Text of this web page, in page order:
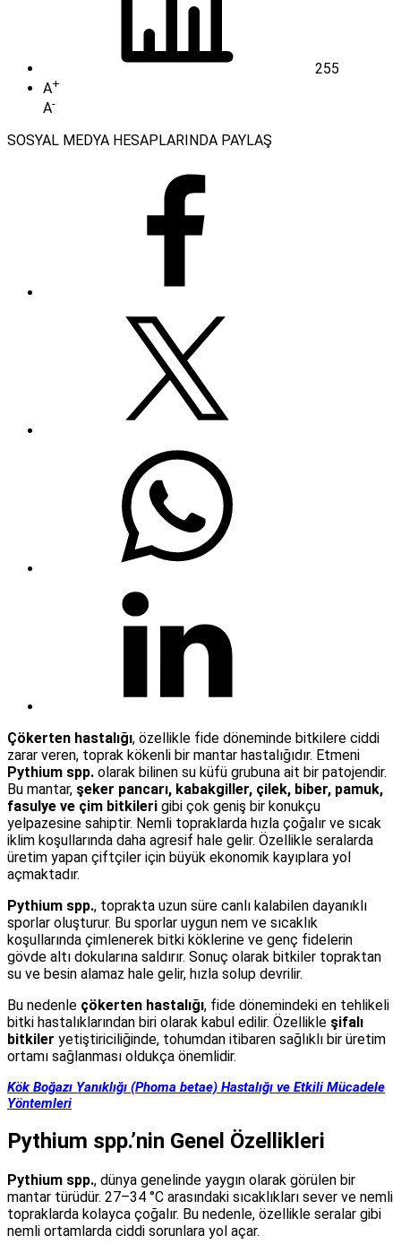
255
A+
A-
SOSYAL MEDYA HESAPLARINDA PAYLAŞ
Çökerten hastalığı, özellikle fide döneminde bitkilere ciddi
zarar veren, toprak kökenli bir mantar hastalığıdır. Etmeni
Pythium spp. olarak bilinen su küfü grubuna ait bir patojendir.
Bu mantar, şeker pancarı, kabakgiller, çilek, biber, pamuk,
fasulye ve çim bitkileri gibi çok geniş bir konukçu
yelpazesine sahiptir. Nemli topraklarda hızla çoğalır ve sıcak
iklim koşullarında daha agresif hale gelir. Özellikle seralarda
üretim yapan çiftçiler için büyük ekonomik kayıplara yol
açmaktadır.
Pythium spp., toprakta uzun süre canlı kalabilen dayanıklı
sporlar oluşturur. Bu sporlar uygun nem ve sıcaklık
koşullarında çimlenerek bitki köklerine ve genç fidelerin
gövde altı dokularına saldırır. Sonuç olarak bitkiler topraktan
su ve besin alamaz hale gelir, hızla solup devrilir.
Bu nedenle çökerten hastalığı, fide dönemindeki en tehlikeli
bitki hastalıklarından biri olarak kabul edilir. Özellikle şifalı
bitkiler yetiştiriciliğinde, tohumdan itibaren sağlıklı bir üretim
ortamı sağlanması oldukça önemlidir.
Kök Boğazı Yanıklığı (Phoma betae) Hastalığı ve Etkili Mücadele
Yöntemleri
Pythium spp.’nin Genel Özellikleri
Pythium spp., dünya genelinde yaygın olarak görülen bir
mantar türüdür. 27–34 °C arasındaki sıcaklıkları sever ve nemli
topraklarda kolayca çoğalır. Bu nedenle, özellikle seralar gibi
nemli ortamlarda ciddi sorunlara yol açar.